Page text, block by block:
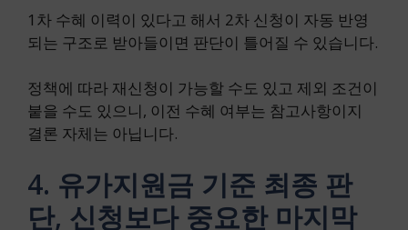
1차 수혜 이력이 있다고 해서 2차 신청이 자동 반영
되는 구조로 받아들이면 판단이 틀어질 수 있습니다.
정책에 따라 재신청이 가능할 수도 있고 제외 조건이
붙을 수도 있으니, 이전 수혜 여부는 참고사항이지
결론 자체는 아닙니다.
4. 유가지원금 기준 최종 판
단, 신청보다 중요한 마지막